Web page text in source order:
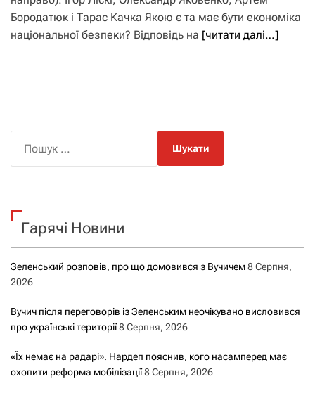
Бородатюк і Тарас Качка Якою є та має бути економіка
національної безпеки? Відповідь на [читати далі…]
к
Гарячі Новини
Зеленський розповів, про що домовився з Вучичем8 Серпня,
2026
Вучич після переговорів із Зеленським неочікувано висловився
про українські території8 Серпня, 2026
«Їх немає на радарі». Нардеп пояснив, кого насамперед має
охопити реформа мобілізації8 Серпня, 2026